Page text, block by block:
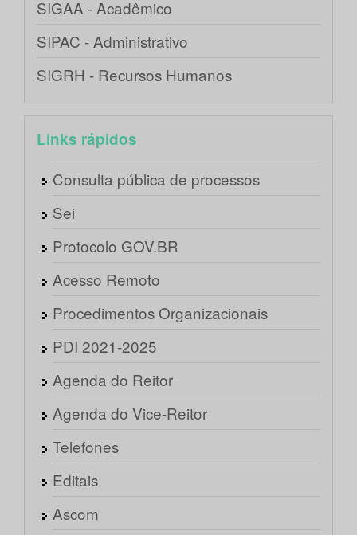
SIGAA - Acadêmico
SIPAC - Administrativo
SIGRH - Recursos Humanos
Links rápidos
Consulta pública de processos
Sei
Protocolo GOV.BR
Acesso Remoto
Procedimentos Organizacionais
PDI 2021-2025
Agenda do Reitor
Agenda do Vice-Reitor
Telefones
Editais
Ascom